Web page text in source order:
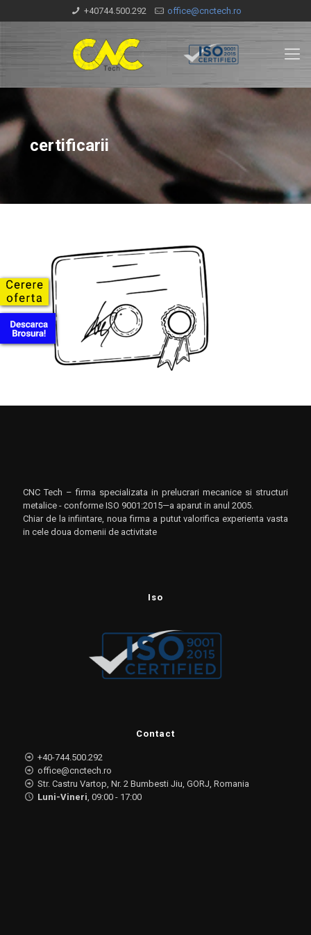
+40744.500.292 office@cnctech.ro
certificarii
CNC Tech – firma specializata in prelucrari mecanice si structuri
metalice - conforme ISO 9001:2015—a aparut in anul 2005.
Chiar de la infiintare, noua firma a putut valorifica experienta vasta
in cele doua domenii de activitate
Iso
Contact
+40-744.500.292
office@cnctech.ro
Str. Castru Vartop, Nr. 2 Bumbesti Jiu, GORJ, Romania
Luni-Vineri, 09:00 - 17:00